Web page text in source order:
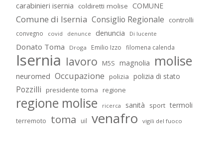
carabinieri isernia coldiretti molise COMUNE
Comune di Isernia Consiglio Regionale controlli
convegno covid denunce denuncia Di lucente
Donato Toma Droga Emilio Izzo filomena calenda
Isernia lavoro M5S magnolia molise
neuromed Occupazione polizia polizia di stato
Pozzilli presidente toma regione
regione molise ricerca sanità sport termoli
terremoto toma uil venafro vigili del fuoco